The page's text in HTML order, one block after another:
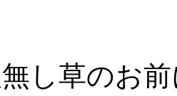
草のお前